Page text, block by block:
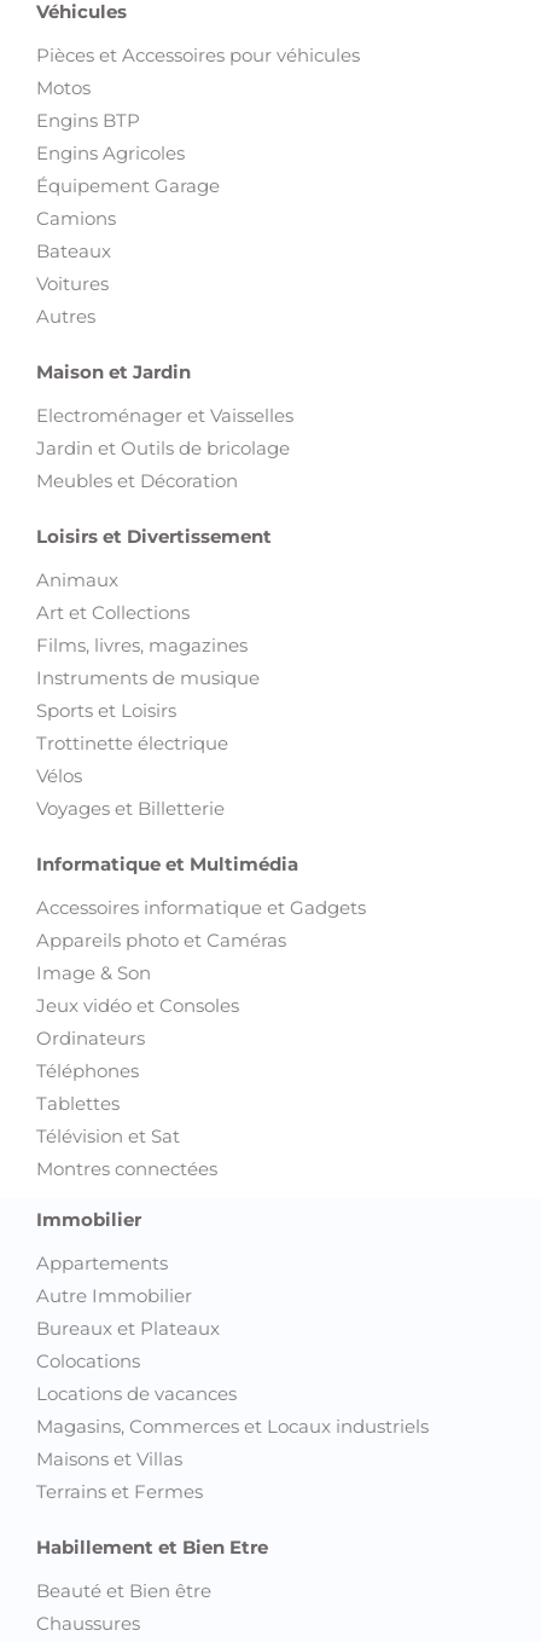
Véhicules
Pièces et Accessoires pour véhicules
Motos
Engins BTP
Engins Agricoles
Équipement Garage
Camions
Bateaux
Voitures
Autres
Maison et Jardin
Electroménager et Vaisselles
Jardin et Outils de bricolage
Meubles et Décoration
Loisirs et Divertissement
Animaux
Art et Collections
Films, livres, magazines
Instruments de musique
Sports et Loisirs
Trottinette électrique
Vélos
Voyages et Billetterie
Informatique et Multimédia
Accessoires informatique et Gadgets
Appareils photo et Caméras
Image & Son
Jeux vidéo et Consoles
Ordinateurs
Téléphones
Tablettes
Télévision et Sat
Montres connectées
Immobilier
Appartements
Autre Immobilier
Bureaux et Plateaux
Colocations
Locations de vacances
Magasins, Commerces et Locaux industriels
Maisons et Villas
Terrains et Fermes
Habillement et Bien Etre
Beauté et Bien être
Chaussures